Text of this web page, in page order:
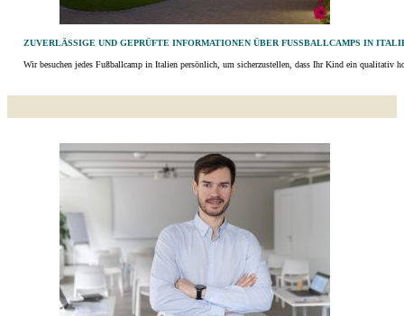
ZUVERLÄSSIGE UND GEPRÜFTE INFORMATIONEN ÜBER FUSSBALLCAMPS IN
Wir besuchen jedes Fußballcamp in Italien persönlich, um sicherzustellen, dass Ihr Kind ein qualitativ